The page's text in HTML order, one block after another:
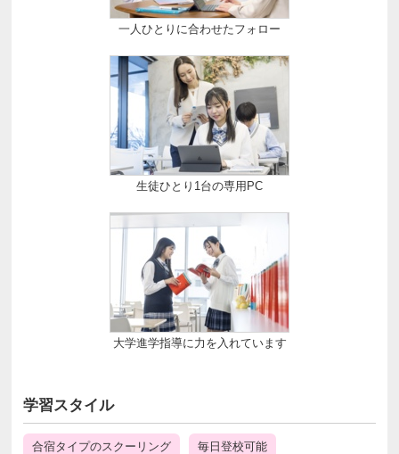
一人ひとりに合わせたフォロー
生徒ひとり1台の専用PC
大学進学指導に力を入れています
学習スタイル
合宿タイプのスクーリング 毎日登校可能